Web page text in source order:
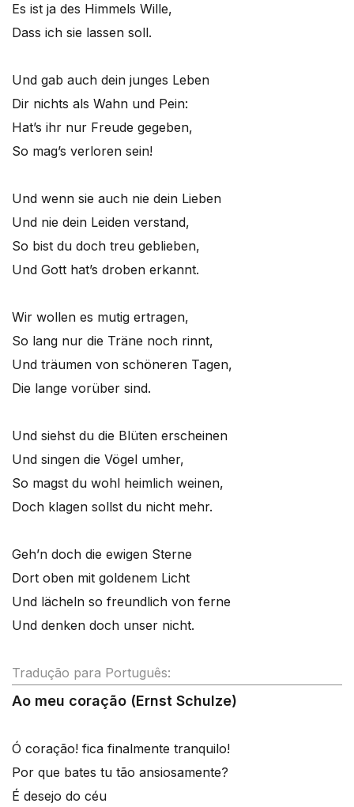
Es ist ja des Himmels Wille,
Dass ich sie lassen soll.
Und gab auch dein junges Leben
Dir nichts als Wahn und Pein:
Hat’s ihr nur Freude gegeben,
So mag’s verloren sein!
Und wenn sie auch nie dein Lieben
Und nie dein Leiden verstand,
So bist du doch treu geblieben,
Und Gott hat’s droben erkannt.
Wir wollen es mutig ertragen,
So lang nur die Träne noch rinnt,
Und träumen von schöneren Tagen,
Die lange vorüber sind.
Und siehst du die Blüten erscheinen
Und singen die Vögel umher,
So magst du wohl heimlich weinen,
Doch klagen sollst du nicht mehr.
Geh’n doch die ewigen Sterne
Dort oben mit goldenem Licht
Und lächeln so freundlich von ferne
Und denken doch unser nicht.
Tradução para Português:
Ao meu coração (Ernst Schulze)
Ó coração! fica finalmente tranquilo!
Por que bates tu tão ansiosamente?
É desejo do céu